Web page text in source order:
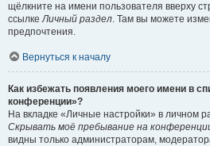
щёлкните на имени пользователя вверху
ссылкеЛичный раздел. Там вы можете
предпочтения.
Вернуться к началу
Как избежать появления моего имени в
конференции»?
На вкладке «Личные настройки» в личном
Скрывать моё пребывание на
видны только администраторам,